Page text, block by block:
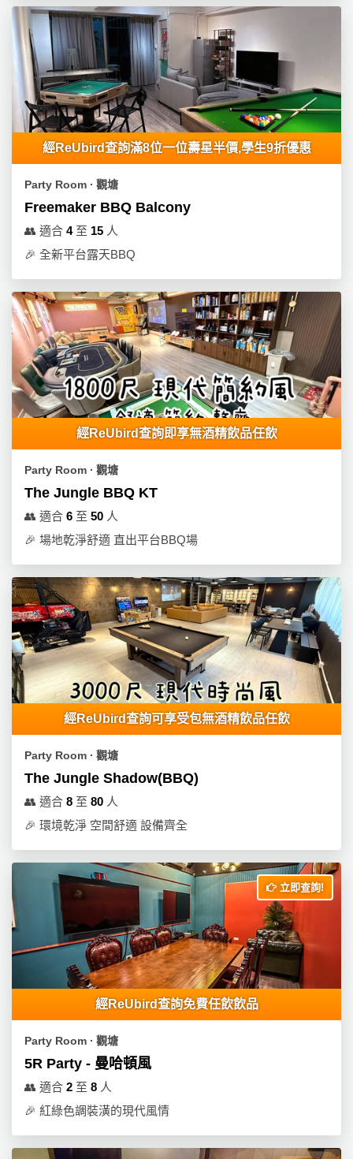
經ReUbird查詢滿8位一位壽星半價,學生9折優惠
Party Room ∙ 觀塘
Freemaker BBQ Balcony
👥 適合 4至 15 人
🎉 全新平台露天BBQ
經ReUbird查詢即享無酒精飲品任飲
Party Room ∙ 觀塘
The Jungle BBQ KT
👥 適合 6 至 50 人
🎉 場地乾淨舒適 直出平台BBQ場
經ReUbird查詢可享受包無酒精飲品任飲
Party Room ∙ 觀塘
The Jungle Shadow(BBQ)
👥 適合 8 至 80 人
🎉 環境乾淨 空間舒適 設備齊全
立即查詢!
經ReUbird查詢免費任飲飲品
Party Room ∙ 觀塘
5R Party - 曼哈頓風
👥 適合 2 至 8 人
🎉 紅綠色調裝潢的現代風情